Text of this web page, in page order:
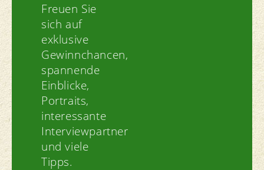
Freuen Sie
sich auf
exklusive
Gewinnchancen,
spannende
Einblicke,
Portraits,
interessante
Interviewpartner
und viele
Tipps.